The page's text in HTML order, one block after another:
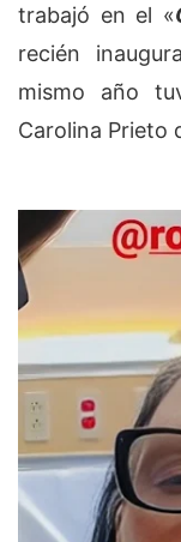
trabajó en el «
recién
mismo año
Carolina Prieto